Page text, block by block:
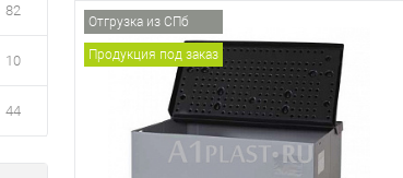
82
10
44
Отгрузка из СПб
Продукция под заказ